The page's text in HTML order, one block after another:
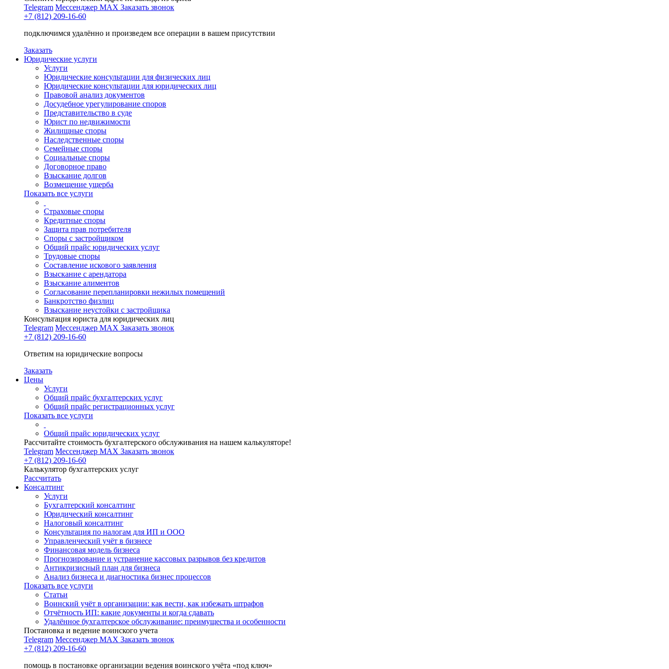
Telegram Мессенджер MAX Заказать звонок
+7 (812) 209-16-60
подключимся удалённо и произведем все операции в вашем присутствии
Заказать
Юридические услуги
Услуги
Юридические консультации для физических лиц
Юридические консультации для юридических лиц
Правовой анализ документов
Досудебное урегулирование споров
Представительство в суде
Юрист по недвижимости
Жилищные споры
Наследственные споры
Семейные споры
Социальные споры
Договорное право
Взыскание долгов
Возмещение ущерба
Показать все услуги
Страховые споры
Кредитные споры
Защита прав потребителя
Споры с застройщиком
Общий прайс юридических услуг
Трудовые споры
Составление искового заявления
Взыскание с арендатора
Взыскание алиментов
Cогласование перепланировки нежилых помещений
Банкротство физлиц
Взыскание неустойки с застройщика
Консультация юриста для юридических лиц
Telegram Мессенджер MAX Заказать звонок
+7 (812) 209-16-60
Ответим на юридические вопросы
Заказать
Цены
Услуги
Общий прайс бухгалтерских услуг
Общий прайс регистрационных услуг
Показать все услуги
Общий прайс юридических услуг
Рассчитайте стоимость бухгалтерского обслуживания на нашем калькуляторе!
Telegram Мессенджер MAX Заказать звонок
+7 (812) 209-16-60
Калькулятор бухгалтерских услуг
Рассчитать
Консалтинг
Услуги
Бухгалтерский консалтинг
Юридический консалтинг
Налоговый консалтинг
Консультация по налогам для ИП и ООО
Управленческий учёт в бизнесе
Финансовая модель бизнеса
Прогнозирование и устранение кассовых разрывов без кредитов
Антикризисный план для бизнеса
Анализ бизнеса и диагностика бизнес процессов
Показать все услуги
Статьи
Воинский учёт в организации: как вести, как избежать штрафов
Отчётность ИП: какие документы и когда сдавать
Удалённое бухгалтерское обслуживание: преимущества и особенности
Постановка и ведение воинского учета
Telegram Мессенджер MAX Заказать звонок
+7 (812) 209-16-60
помощь в постановке организации ведения воинского учёта «под ключ»